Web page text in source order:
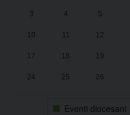
3 4 5
10 11 12
17 18 19
24 25 26
Eventi diocesani